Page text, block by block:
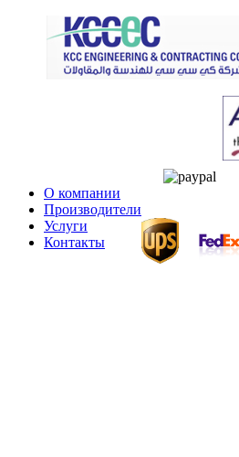
О компании
Производители
Услуги
Контакты